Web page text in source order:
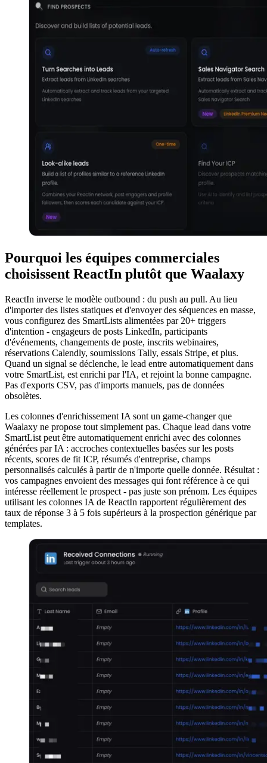
Pourquoi les équipes commerciales
choisissent ReactIn plutôt que Waalaxy
ReactIn inverse le modèle outbound : du push au pull. Au lieu
d'importer des listes statiques et d'envoyer des séquences en masse,
vous configurez des SmartLists alimentées par 20+ triggers
d'intention - engageurs de posts LinkedIn, participants
d'événements, changements de poste, inscrits webinaires,
réservations Calendly, soumissions Tally, essais Stripe, et plus.
Quand un signal se déclenche, le lead entre automatiquement dans
votre SmartList, est enrichi par l'IA, et rejoint la bonne campagne.
Pas d'exports CSV, pas d'imports manuels, pas de données
obsolètes.
Les colonnes d'enrichissement IA sont un game-changer que
Waalaxy ne propose tout simplement pas. Chaque lead dans votre
SmartList peut être automatiquement enrichi avec des colonnes
générées par IA : accroches contextuelles basées sur les posts
récents, scores de fit ICP, résumés d'entreprise, champs
personnalisés calculés à partir de n'importe quelle donnée. Résultat :
vos campagnes envoient des messages qui font référence à ce qui
intéresse réellement le prospect - pas juste son prénom. Les équipes
utilisant les colonnes IA de ReactIn rapportent régulièrement des
taux de réponse 3 à 5 fois supérieurs à la prospection générique par
templates.